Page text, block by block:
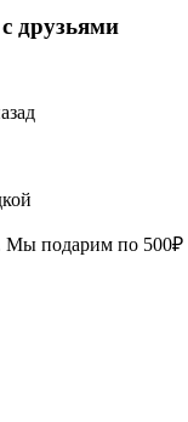
друзьями
Мы подарим по 500₽